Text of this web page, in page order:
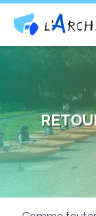
Centre